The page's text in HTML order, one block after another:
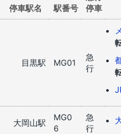
停車駅名 駅番号
停車
目黒駅 MG01
急
行
大岡山駅
MG0
6
急
行